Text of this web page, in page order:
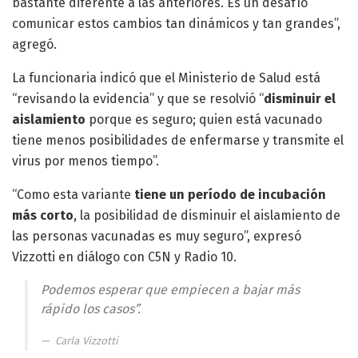
comunicar estos cambios tan dinámicos y tan grandes”,
agregó.
La funcionaria indicó que el Ministerio de Salud está
“revisando la evidencia” y que se resolvió “disminuir el
aislamiento porque es seguro; quien está vacunado
tiene menos posibilidades de enfermarse y transmite el
virus por menos tiempo”.
“Como esta variante tiene un período de incubación
más corto, la posibilidad de disminuir el aislamiento de
las personas vacunadas es muy seguro”, expresó
Vizzotti en diálogo con C5N y Radio 10.
Podemos esperar que empiecen a bajar más
rápido los casos”.
Carla Vizzotti